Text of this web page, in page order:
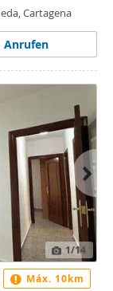
Cartagena
Anrufen
1/14
Máx. 10km